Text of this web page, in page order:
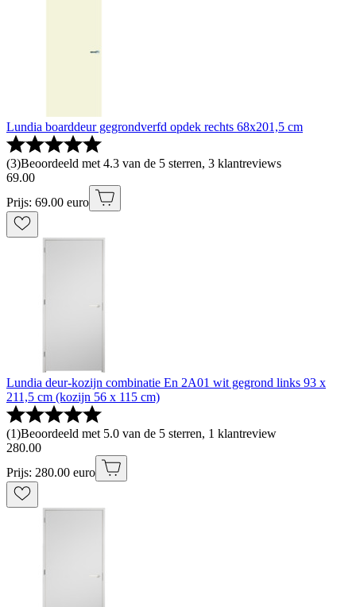
Lundia boarddeur gegrondverfd opdek rechts 68x201,5 cm
(3)Beoordeeld met 4.3 van de 5 sterren, 3 klantreviews
69.00
Prijs: 69.00 euro
Lundia deur-kozijn combinatie En 2A01 wit gegrond links 93 x
211,5 cm (kozijn 56 x 115 cm)
(1)Beoordeeld met 5.0 van de 5 sterren, 1 klantreview
280.00
Prijs: 280.00 euro